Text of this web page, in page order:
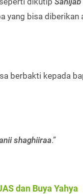
yang bisa diberikan
berbakti kepada
shaghiiraa.”
dan Buya Yahya